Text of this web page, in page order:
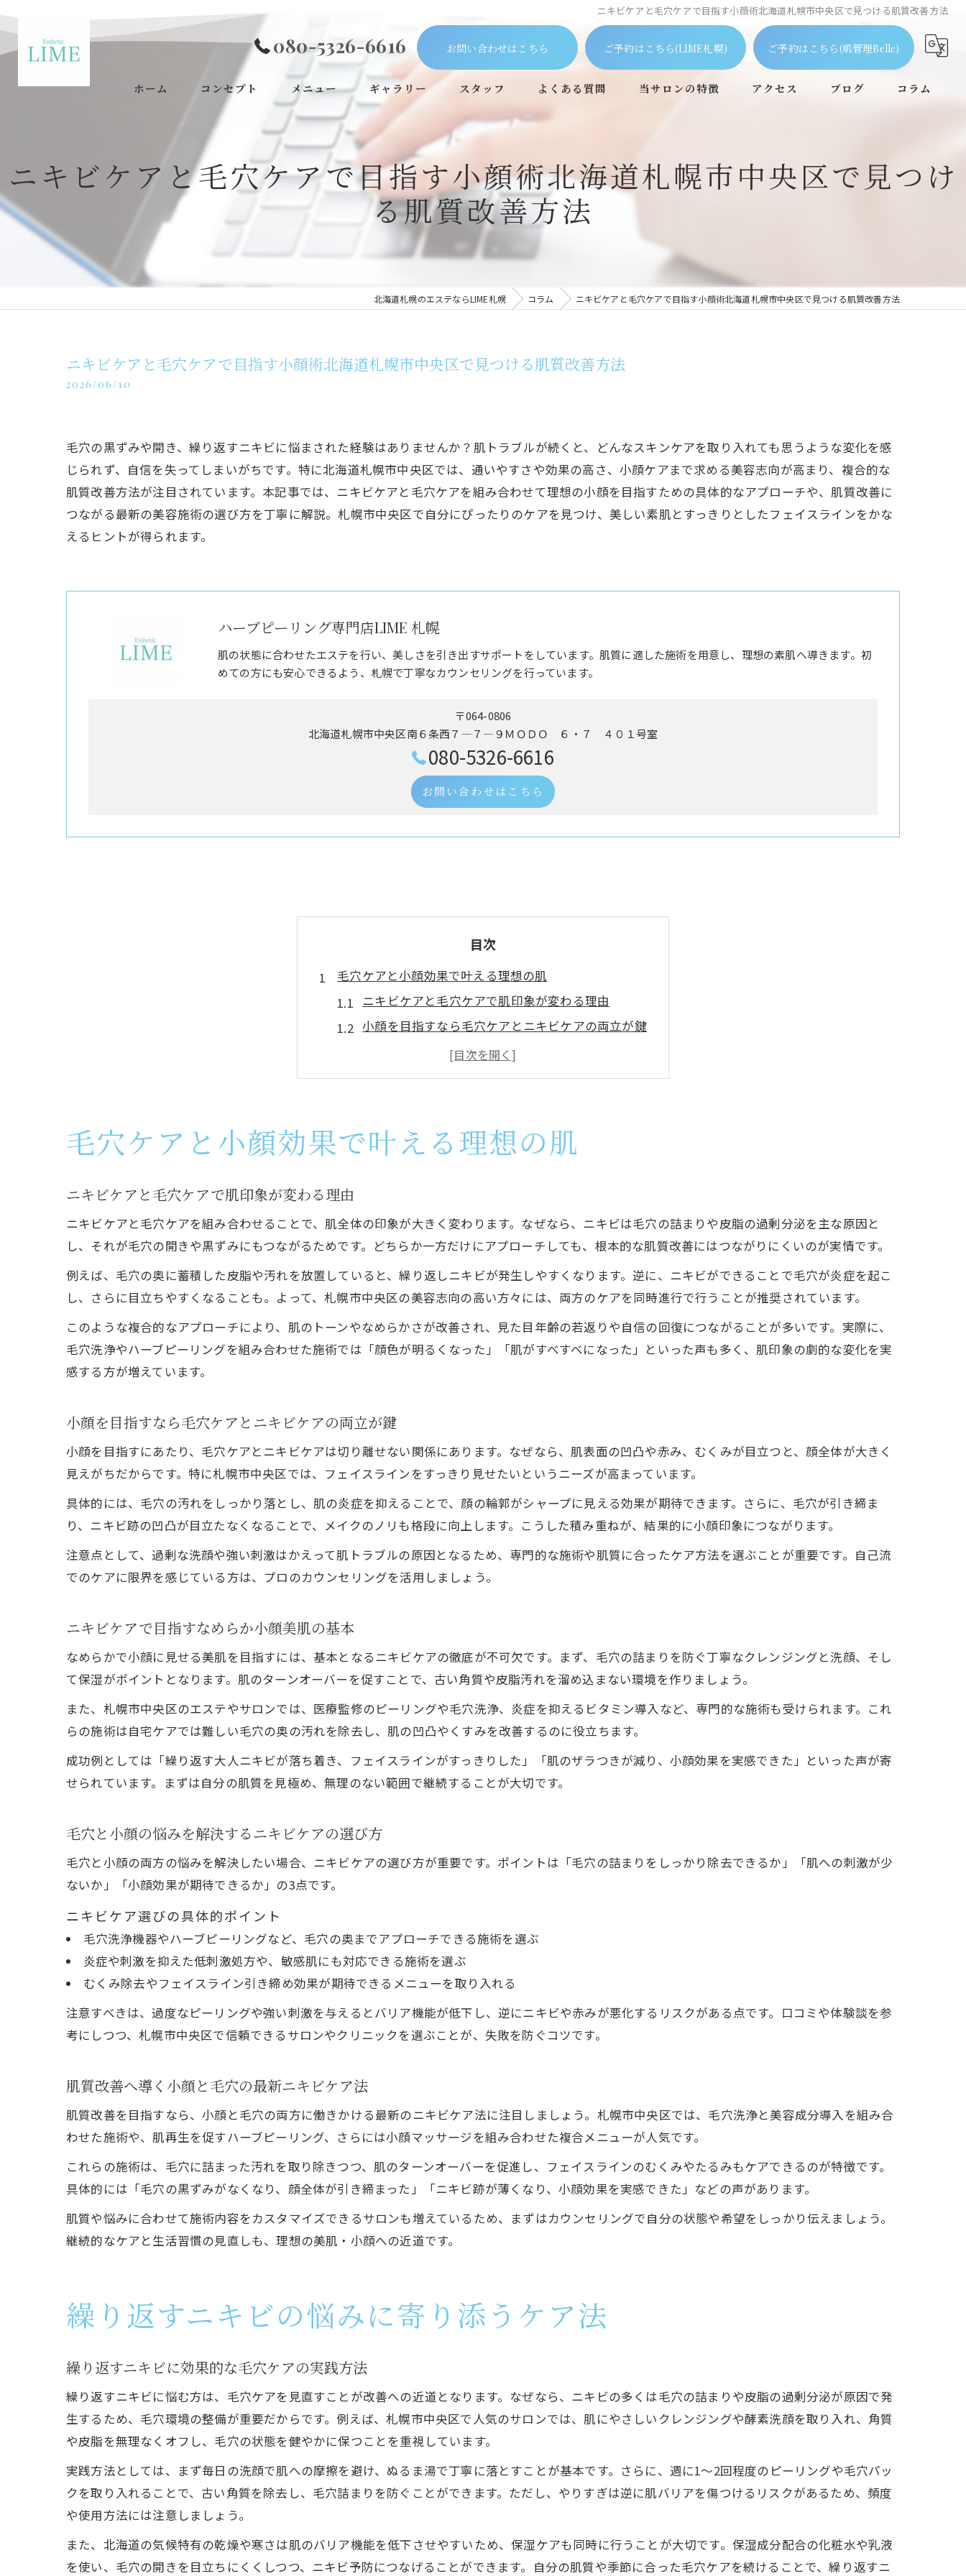
ニキビケアと毛穴ケアで目指す小顔術北海道札幌市中央区で見つける肌質改善方法
080-5326-6616 お問い合わせはこちら ご予約はこちら(LIME札幌) ご予約はこちら(肌管理Belle)
ホーム コンセプト メニュー ギャラリー スタッフ よくある質問 当サロンの特徴
毛穴
ニキビケア
アクセス ブログ コラム
ニキビケアと毛穴ケアで目指す小顔術北海道札幌市中央区で見つけ
る肌質改善方法
北海道札幌のエステならLIME札幌 コラム ニキビケアと毛穴ケアで目指す小顔術北海道札幌市中央区で見つける肌質改善方法
ニキビケアと毛穴ケアで目指す小顔術北海道札幌市中央区で見つける肌質改善方法
2026/06/10
毛穴の黒ずみや開き、繰り返すニキビに悩まされた経験はありませんか？肌トラブルが続くと、どんなスキンケアを取り入れても思うような変化を感
じられず、自信を失ってしまいがちです。特に北海道札幌市中央区では、通いやすさや効果の高さ、小顔ケアまで求める美容志向が高まり、複合的な
肌質改善方法が注目されています。本記事では、ニキビケアと毛穴ケアを組み合わせて理想の小顔を目指すための具体的なアプローチや、肌質改善に
つながる最新の美容施術の選び方を丁寧に解説。札幌市中央区で自分にぴったりのケアを見つけ、美しい素肌とすっきりとしたフェイスラインをかな
えるヒントが得られます。
ハーブピーリング専門店LIME 札幌
肌の状態に合わせたエステを行い、美しさを引き出すサポートをしています。肌質に適した施術を用意し、理想の素肌へ導きます。初
めての方にも安心できるよう、札幌で丁寧なカウンセリングを行っています。
〒064-0806
北海道札幌市中央区南６条西７―７―９ＭＯＤＯ ６・７ ４０１号室
080-5326-6616
お問い合わせはこちら
目次
毛穴ケアと小顔効果で叶える理想の肌
ニキビケアと毛穴ケアで肌印象が変わる理由
小顔を目指すなら毛穴ケアとニキビケアの両立が鍵
ニキビケアで目指すなめらか小顔美肌の基本
毛穴と小顔の悩みを解決するニキビケアの選び方
繰り返すニキビの悩みに寄り添うケア法
繰り返すニキビに効果的な毛穴ケアの実践方法
毛穴トラブルを防ぐニキビケアのポイント
小顔効果も期待できる最新ニキビケア事情
札幌市中央区で探す最新ニキビケア体験
ニキビケアと毛穴ケアが人気の美容施術とは
小顔も目指せる札幌市中央区のニキビケア特徴
毛穴や小顔に特化したニキビケア体験の魅力
毛穴の黒ずみや開きを改善に導く秘訣
ニキビケアで毛穴の黒ずみをすっきりケアする方法
開き毛穴対策に有効なニキビケアの実践ポイント
小顔にもつながる毛穴ケアとニキビケアの関係性
毛穴の悩みを総合的に解決するニキビケア習慣
黒ずみ＆開き毛穴改善のための最新ニキビケア術
小顔と美肌をめざすなら複合ケアがおすすめ
毛穴・ニキビケアで叶う小顔印象アップの秘訣
複合ケアがもたらすニキビケアと美肌の相乗効果
小顔をめざす複合ニキビケアの実践ポイント
肌質改善を通じて自信を手に入れる方法
ニキビケアで肌質改善し美しい小顔を手に入れる
毛穴ケアを活かした自信あふれる美肌づくり
理想の自分へ導くニキビケアと毛穴対策の実践
肌質改善で変わる！小顔とニキビケアの新常識
毛穴ケアと小顔効果で叶える理想の肌
ニキビケアと毛穴ケアで肌印象が変わる理由
ニキビケアと毛穴ケアを組み合わせることで、肌全体の印象が大きく変わります。なぜなら、ニキビは毛穴の詰まりや皮脂の過剰分泌を主な原因と
し、それが毛穴の開きや黒ずみにもつながるためです。どちらか一方だけにアプローチしても、根本的な肌質改善にはつながりにくいのが実情です。
例えば、毛穴の奥に蓄積した皮脂や汚れを放置していると、繰り返しニキビが発生しやすくなります。逆に、ニキビができることで毛穴が炎症を起こ
し、さらに目立ちやすくなることも。よって、札幌市中央区の美容志向の高い方々には、両方のケアを同時進行で行うことが推奨されています。
このような複合的なアプローチにより、肌のトーンやなめらかさが改善され、見た目年齢の若返りや自信の回復につながることが多いです。実際に、
毛穴洗浄やハーブピーリングを組み合わせた施術では「顔色が明るくなった」「肌がすべすべになった」といった声も多く、肌印象の劇的な変化を実
感する方が増えています。
小顔を目指すなら毛穴ケアとニキビケアの両立が鍵
小顔を目指すにあたり、毛穴ケアとニキビケアは切り離せない関係にあります。なぜなら、肌表面の凹凸や赤み、むくみが目立つと、顔全体が大きく
見えがちだからです。特に札幌市中央区では、フェイスラインをすっきり見せたいというニーズが高まっています。
具体的には、毛穴の汚れをしっかり落とし、肌の炎症を抑えることで、顔の輪郭がシャープに見える効果が期待できます。さらに、毛穴が引き締ま
り、ニキビ跡の凹凸が目立たなくなることで、メイクのノリも格段に向上します。こうした積み重ねが、結果的に小顔印象につながります。
注意点として、過剰な洗顔や強い刺激はかえって肌トラブルの原因となるため、専門的な施術や肌質に合ったケア方法を選ぶことが重要です。自己流
でのケアに限界を感じている方は、プロのカウンセリングを活用しましょう。
ニキビケアで目指すなめらか小顔美肌の基本
なめらかで小顔に見せる美肌を目指すには、基本となるニキビケアの徹底が不可欠です。まず、毛穴の詰まりを防ぐ丁寧なクレンジングと洗顔、そし
て保湿がポイントとなります。肌のターンオーバーを促すことで、古い角質や皮脂汚れを溜め込まない環境を作りましょう。
また、札幌市中央区のエステやサロンでは、医療監修のピーリングや毛穴洗浄、炎症を抑えるビタミン導入など、専門的な施術も受けられます。これ
らの施術は自宅ケアでは難しい毛穴の奥の汚れを除去し、肌の凹凸やくすみを改善するのに役立ちます。
成功例としては「繰り返す大人ニキビが落ち着き、フェイスラインがすっきりした」「肌のザラつきが減り、小顔効果を実感できた」といった声が寄
せられています。まずは自分の肌質を見極め、無理のない範囲で継続することが大切です。
毛穴と小顔の悩みを解決するニキビケアの選び方
毛穴と小顔の両方の悩みを解決したい場合、ニキビケアの選び方が重要です。ポイントは「毛穴の詰まりをしっかり除去できるか」「肌への刺激が少
ないか」「小顔効果が期待できるか」の3点です。
ニキビケア選びの具体的ポイント
毛穴洗浄機器やハーブピーリングなど、毛穴の奥までアプローチできる施術を選ぶ
炎症や刺激を抑えた低刺激処方や、敏感肌にも対応できる施術を選ぶ
むくみ除去やフェイスライン引き締め効果が期待できるメニューを取り入れる
注意すべきは、過度なピーリングや強い刺激を与えるとバリア機能が低下し、逆にニキビや赤みが悪化するリスクがある点です。口コミや体験談を参
考にしつつ、札幌市中央区で信頼できるサロンやクリニックを選ぶことが、失敗を防ぐコツです。
肌質改善へ導く小顔と毛穴の最新ニキビケア法
肌質改善を目指すなら、小顔と毛穴の両方に働きかける最新のニキビケア法に注目しましょう。札幌市中央区では、毛穴洗浄と美容成分導入を組み合
わせた施術や、肌再生を促すハーブピーリング、さらには小顔マッサージを組み合わせた複合メニューが人気です。
これらの施術は、毛穴に詰まった汚れを取り除きつつ、肌のターンオーバーを促進し、フェイスラインのむくみやたるみもケアできるのが特徴です。
具体的には「毛穴の黒ずみがなくなり、顔全体が引き締まった」「ニキビ跡が薄くなり、小顔効果を実感できた」などの声があります。
肌質や悩みに合わせて施術内容をカスタマイズできるサロンも増えているため、まずはカウンセリングで自分の状態や希望をしっかり伝えましょう。
継続的なケアと生活習慣の見直しも、理想の美肌・小顔への近道です。
繰り返すニキビの悩みに寄り添うケア法
繰り返すニキビに効果的な毛穴ケアの実践方法
繰り返すニキビに悩む方は、毛穴ケアを見直すことが改善への近道となります。なぜなら、ニキビの多くは毛穴の詰まりや皮脂の過剰分泌が原因で発
生するため、毛穴環境の整備が重要だからです。例えば、札幌市中央区で人気のサロンでは、肌にやさしいクレンジングや酵素洗顔を取り入れ、角質
や皮脂を無理なくオフし、毛穴の状態を健やかに保つことを重視しています。
実践方法としては、まず毎日の洗顔で肌への摩擦を避け、ぬるま湯で丁寧に落とすことが基本です。さらに、週に1～2回程度のピーリングや毛穴パッ
クを取り入れることで、古い角質を除去し、毛穴詰まりを防ぐことができます。ただし、やりすぎは逆に肌バリアを傷つけるリスクがあるため、頻度
や使用方法には注意しましょう。
また、北海道の気候特有の乾燥や寒さは肌のバリア機能を低下させやすいため、保湿ケアも同時に行うことが大切です。保湿成分配合の化粧水や乳液
を使い、毛穴の開きを目立ちにくくしつつ、ニキビ予防につなげることができます。自分の肌質や季節に合った毛穴ケアを続けることで、繰り返すニ